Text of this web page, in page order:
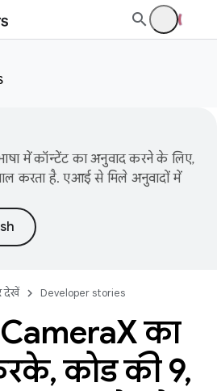
में कॉन्टेंट का अनुवाद करने के लिए,
करता है. एआई से मिले अनुवादों में
देखें Developer stories
X का
,कोड की 9,